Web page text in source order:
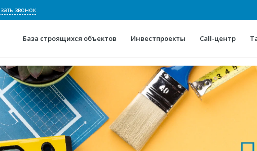
звонок
База строящихся объектов Инвестпроекты Call-центр
О проекте
Конкурентные